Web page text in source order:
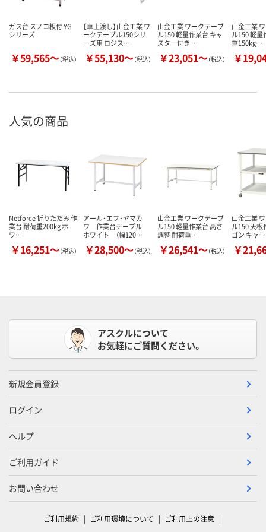
ガス台 スノコ板付 YG
シリーズ
￥59,565～（税込）
【車上渡し】山金工業 ワ
ークテーブル150シリ
ーズ用 ロジス…
￥55,130～（税込）
山金工業 ワークテーブ
ル150 軽量作業台 キャ
スター付き …
￥23,051～（税込）
山金工業
ル150 軽量
重150kg…
￥
人気の商品
Netforce 折りたたみ 作
業台 耐荷重200kg ホ
ワ…
￥16,251～（税込）
アール・エフ・ヤマカ
ワ 作業台テーブル
ホワイト （幅120…
￥28,500～（税込）
山金工業 ワークテーブ
ル150 軽量作業台 高さ
調整 耐荷重…
￥26,541～（税込）
山金工業
ル150 天板
ゴン キャ…
￥
アスクルについて
お気軽にご質問ください。
新規会員登録
ログイン
ヘルプ
ご利用ガイド
お問い合わせ
ご利用規約 ご利用環境について
ご利用上の注意